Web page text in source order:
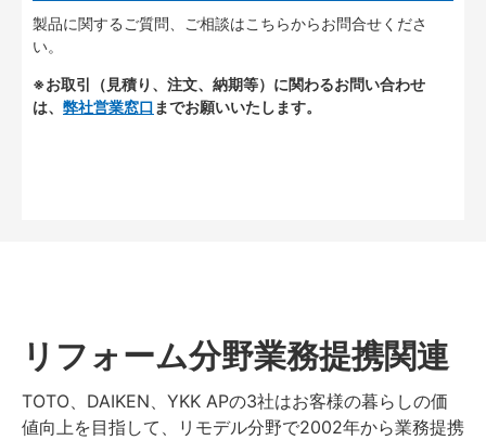
製品に関するご質問、ご相談はこちらからお問合せくださ
い。
※お取引（見積り、注文、納期等）に関わるお問い合わせ
は、 弊社営業窓口 までお願いいたします。
リフォーム分野業務提携関連
TOTO、DAIKEN、YKK APの3社はお客様の暮らしの価
値向上を目指して、リモデル分野で2002年から業務提携